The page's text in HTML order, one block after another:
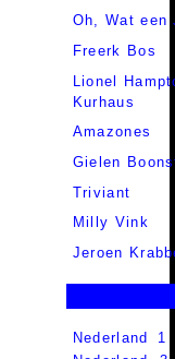
Oh, Wat een
Freerk Bos
Lionel
Kurhaus
Amazones
Gielen
Triviant
Milly Vink
Jeroen
Nederland